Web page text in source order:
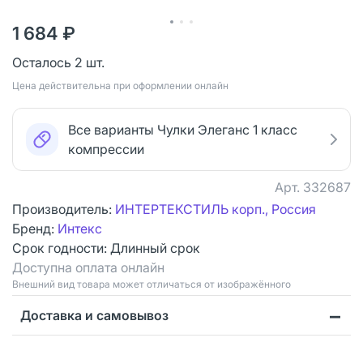
1 684 ₽
Осталось 2 шт.
Цена действительна при оформлении онлайн
Все варианты Чулки Элеганс 1 класс
компрессии
Арт. 332687
Производитель: ИНТЕРТЕКСТИЛЬ корп., Россия
Бренд: Интекс
Срок годности: Длинный срок
Доступна оплата онлайн
Bнешний вид товара может отличаться от изображённого
Доставка и самовывоз